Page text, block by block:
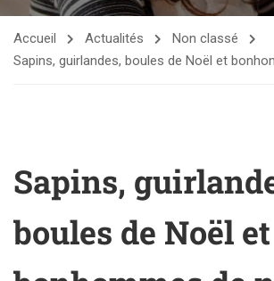
Accueil Actualités
Non classé
Sapins, guirlandes, boules de Noël et
Sapins,
boules de Noël et